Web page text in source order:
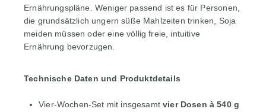
Ernährungspläne. Weniger passend ist es für Personen,
die grundsätzlich ungern süße Mahlzeiten trinken, Soja
meiden müssen oder eine völlig freie, intuitive
Ernährung bevorzugen.
Technische Daten und Produktdetails
Vier-Wochen-Set mit insgesamtvier Dosen à 540 g